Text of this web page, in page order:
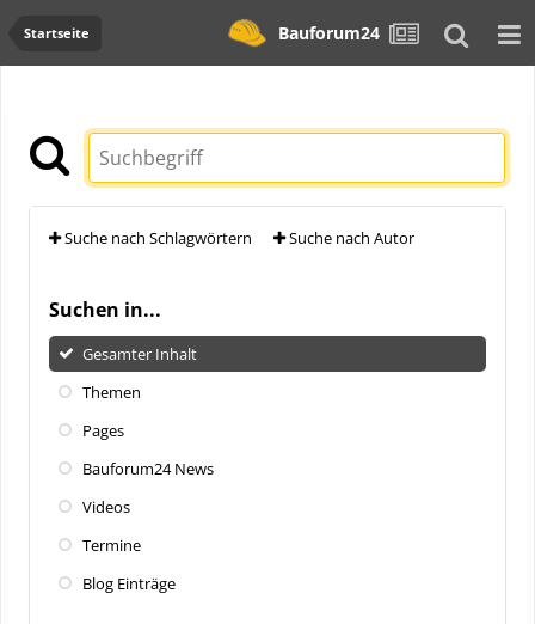
Startseite Bauforum24
Suche nach Schlagwörtern Suche nach Autor
Suchen in...
Gesamter Inhalt
Themen
Pages
Bauforum24 News
Videos
Termine
Blog Einträge